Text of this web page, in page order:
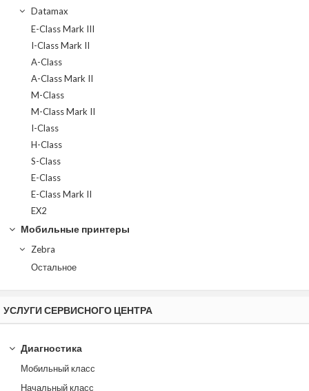
Datamax
E-Class Mark III
I-Class Mark II
A-Class
A-Class Mark II
M-Class
M-Class Mark II
I-Class
H-Class
S-Class
E-Class
E-Class Mark II
EX2
Мобильные принтеры
Zebra
Остальное
УСЛУГИ СЕРВИСНОГО ЦЕНТРА
Диагностика
Мобильный класс
Начальный класс